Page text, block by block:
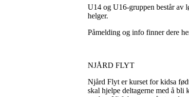
U14 og U16-gruppen består av
helger.
Påmelding og info finner dere
NJÅRD FLYT
Njård Flyt er kurset for kidsa
skal hjelpe deltagerne med å bli